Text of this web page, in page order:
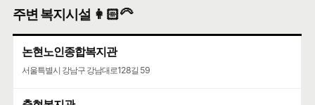
주변 복지시설 👩🏻‍🦳
논현노인종합복지관
서울특별시 강남구 강남대로128길 59